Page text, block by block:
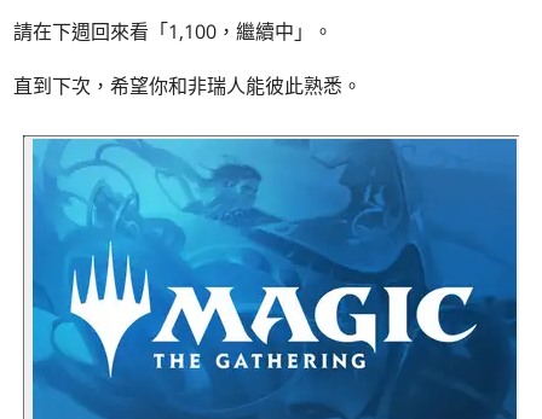
請在下週回來看「1,100，繼續中」。
直到下次，希望你和非瑞人能彼此熟悉。